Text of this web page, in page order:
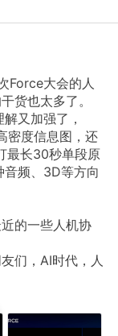
Force大会的人
货也太多了。
又加强了，
密度信息图，还
最长30秒单段原
频、3D等方向
的一些人机协
们，AI时代，人